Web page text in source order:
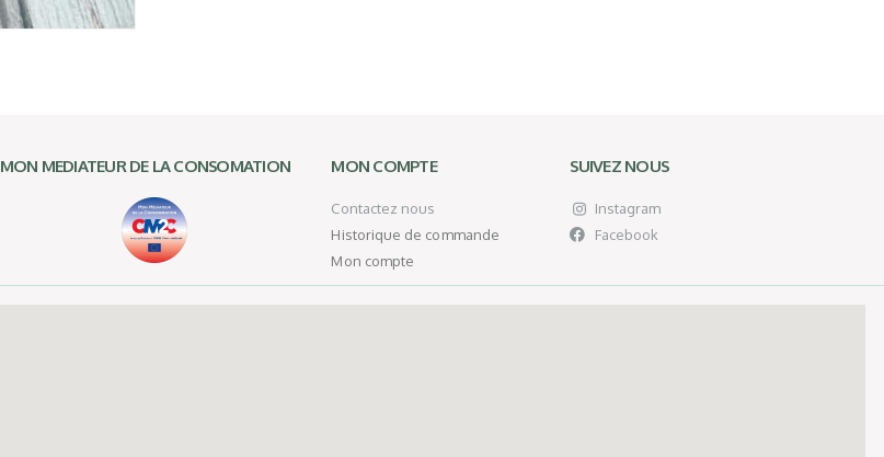
MON MEDIATEUR DE LA CONSOMATION MON COMPTE
Contactez nous
Historique de commande
Mon compte
SUIVEZ NOUS
Instagram
Facebook